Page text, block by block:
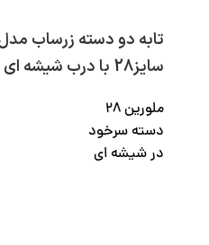
سایز28 با درب شیشه ای
ملورین 28
دسته سرخود
در شیشه ای